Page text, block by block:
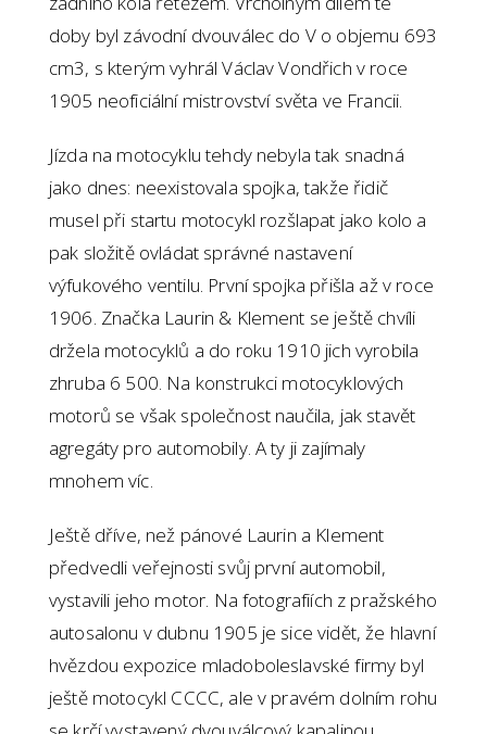
doby byl závodní dvouválec do V o objemu 693
cm3, s kterým vyhrál Václav Vondřich v roce
1905 neoficiální mistrovství světa ve Francii.
Jízda na motocyklu tehdy nebyla tak snadná
jako dnes: neexistovala spojka, takže řidič
musel při startu motocykl rozšlapat jako kolo a
pak složitě ovládat správné nastavení
výfukového ventilu. První spojka přišla až v roce
1906. Značka Laurin & Klement se ještě chvíli
držela motocyklů a do roku 1910 jich vyrobila
zhruba 6 500. Na konstrukci motocyklových
motorů se však společnost naučila, jak stavět
agregáty pro automobily. A ty ji zajímaly
mnohem víc.
Ještě dříve, než pánové Laurin a Klement
předvedli veřejnosti svůj první automobil,
vystavili jeho motor. Na fotografiích z pražského
autosalonu v dubnu 1905 je sice vidět, že hlavní
hvězdou expozice mladoboleslavské firmy byl
ještě motocykl CCCC, ale v pravém dolním rohu